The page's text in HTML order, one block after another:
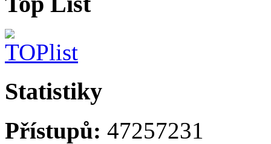
Statistiky
Přístupů: 47257231